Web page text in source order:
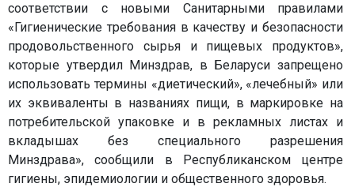
соответствии с новыми Санитарными правилами
«Гигиенические требования в качеству и безопасности
продовольственного сырья и пищевых продуктов»,
которые утвердил Минздрав, в Беларуси запрещено
использовать термины «диетический», «лечебный» или
их эквиваленты в названиях пищи, в маркировке на
потребительской упаковке и в рекламных листах и
вкладышах без специального разрешения
Минздрава», сообщили в Республиканском центре
гигиены, эпидемиологии и общественного здоровья.